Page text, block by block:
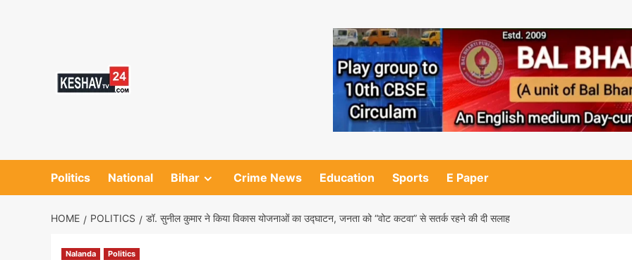
Politics National Bihar Crime News Education Sports E Paper
HOME POLITICS डॉ. सुनील कुमार ने किया विकास योजनाओं का उद्घाटन, जनता को “वोट कटवा” से सतर्क रहने की दी सलाह
Nalanda Politics